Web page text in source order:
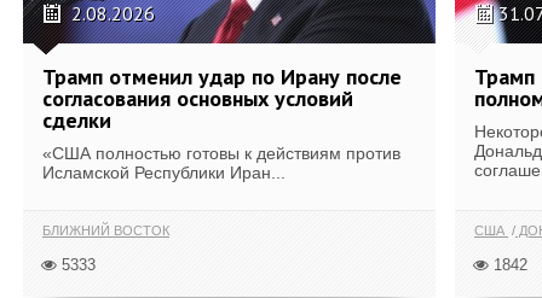
2.08.2026
Трамп отменил удар по Ирану после
согласования основных условий
сделки
«США полностью готовы к действиям против
Исламской Республики Иран...
БЛИЖНИЙ ВОСТОК
5333
Трамп
США
1842